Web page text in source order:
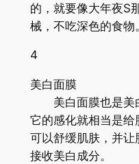
的，就要像大年夜S
械，不吃深色的食物。
4
美白面膜
美白面膜也是美
它的感化就相当是给
可以舒缓肌肤，并
接收美白成分。